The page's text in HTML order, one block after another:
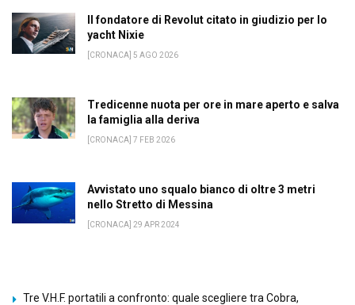
Il fondatore di Revolut citato in giudizio per lo
yacht Nixie
[CRONACA] 5 AGO 2026
Tredicenne nuota per ore in mare aperto e salva
la famiglia alla deriva
[CRONACA] 7 FEB 2026
Avvistato uno squalo bianco di oltre 3 metri
nello Stretto di Messina
[CRONACA] 29 APR 2024
Tre V.H.F. portatili a confronto: quale scegliere tra Cobra,